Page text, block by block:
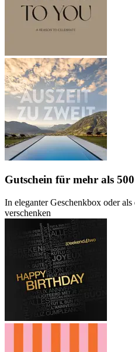
Gutschein für mehr als
In eleganter Geschenkbox oder
verschenken